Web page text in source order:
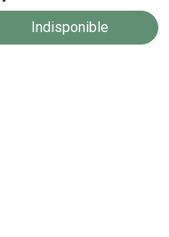
Indisponible